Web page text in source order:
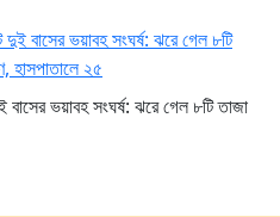
বাসের ভয়াবহ সংঘর্ষ: ঝরে গেল ৮টি তাজা